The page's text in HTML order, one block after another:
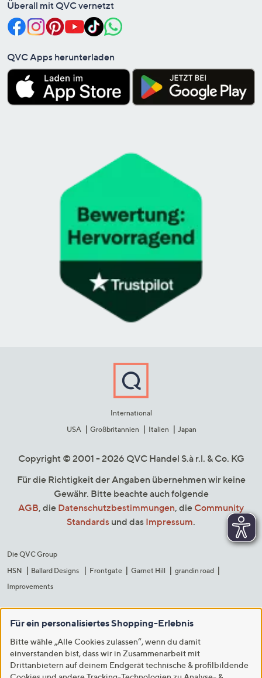
Überall mit QVC vernetzt
QVC Apps herunterladen
International
USA
Großbritannien Italien Japan
Copyright © 2001 - 2026 QVC Handel S.à r.l. & Co. KG
Für die Richtigkeit der Angaben übernehmen wir keine
Gewähr. Bitte beachte auch folgende
AGB, die Datenschutzbestimmungen, die Community
Standards und das Impressum.
Die QVC Group
HSN
Ballard Designs Frontgate Garnet Hill
grandin road
Improvements
Für ein personalisiertes Shopping-Erlebnis
Bitte wähle „Alle Cookies zulassen“, wenn du damit
einverstanden bist, dass wir in Zusammenarbeit mit
Drittanbietern auf deinem Endgerät technische & profilbildende